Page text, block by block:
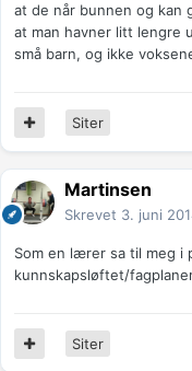
at de når bunnen og kan
at man havner litt lengre
små barn, og ikke
Siter
Martinsen
Skrevet 3. juni
Som en lærer sa til meg i
kunnskapsløftet/
Siter